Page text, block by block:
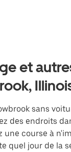
et
sans
des endroits
une course à
quel jour de la